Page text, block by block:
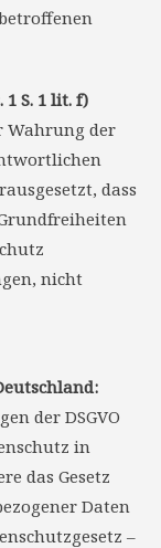
S. 1 lit. f)
Wahrung der
dass
nicht
der DSGVO
in
das Gesetz
Daten
–